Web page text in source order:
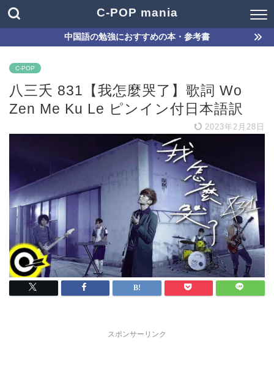
C-POP mania
中国語の勉強におすすめの本・参考書
C-POP
八三夭 831【我怎麼哭了】歌詞 Wo
Zen Me Ku Le ピンイン付日本語訳
2023年2月28日
スポンサーリンク